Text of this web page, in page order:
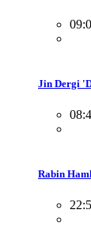
Jin Dergi
Rabin